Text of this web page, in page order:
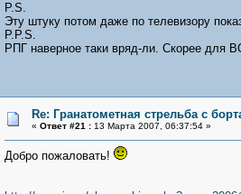
P.S.
Эту штуку потом даже по телевизору
P.P.S.
РПГ наверное таки вряд-ли. Скорее для
Re: Гранатометная стрельба с
« Ответ #21 :13 Марта 2007, 06:37:54 »
Добро пожаловать!